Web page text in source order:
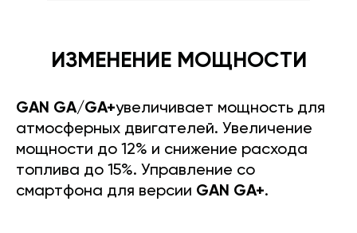
ИЗМЕНЕНИЕ МОЩНОСТИ
GAN GA/GA+увеличивает мощность для
атмосферных двигателей. Увеличение
мощности до 12% и снижение расхода
топлива до 15%. Управление со
смартфона для версии GAN GA+.